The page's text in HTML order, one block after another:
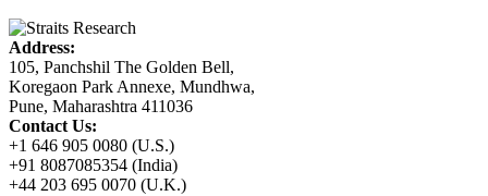
Address:
105, Panchshil The Golden Bell,
Koregaon Park Annexe, Mundhwa,
Pune, Maharashtra 411036
Contact Us:
+1 646 905 0080 (U.S.)
+91 8087085354 (India)
+44 203 695 0070 (U.K.)